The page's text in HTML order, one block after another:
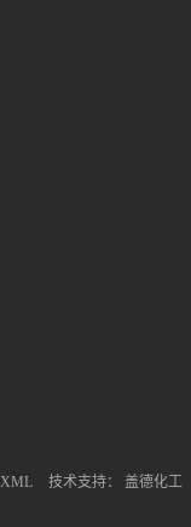
XML 技术支持：
盖德化工